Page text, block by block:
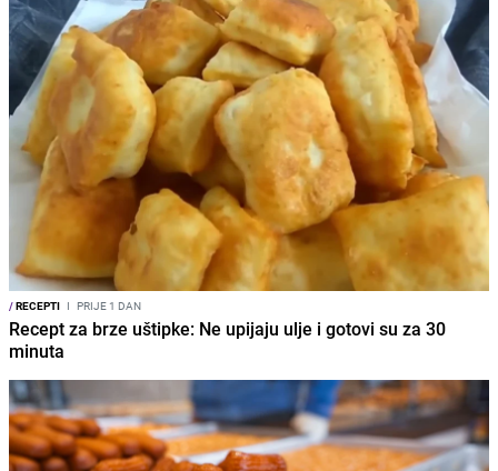
/RECEPTI I PRIJE 1 DAN
Recept za brze uštipke: Ne upijaju ulje i gotovi su za 30
minuta